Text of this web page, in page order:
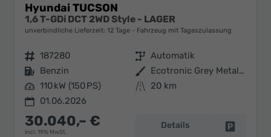
Hyundai TUCSON
1,6 T-GDi DCT 2WD Style - LAGER
unverbindliche Lieferzeit: 12 Tage Fahrzeug mit Tageszulassung
Fahrzeugnr. 187280 Getriebe Automatik
Kraftstoff Benzin Außenfarbe
Ecotronic Grey Metallic ()
Leistung 110 kW (150 PS) Kilometerstand
20 km
01.06.2026
30.040,– €
incl. 19% MwSt.
Details